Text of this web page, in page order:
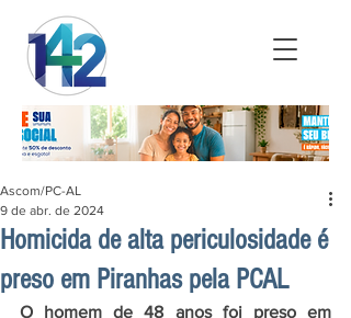
Homicida de alta periculosidade é
preso em Piranhas pela PCAL
Ascom/PC-AL
9 de abr. de 2024
O homem de 48 anos foi preso em